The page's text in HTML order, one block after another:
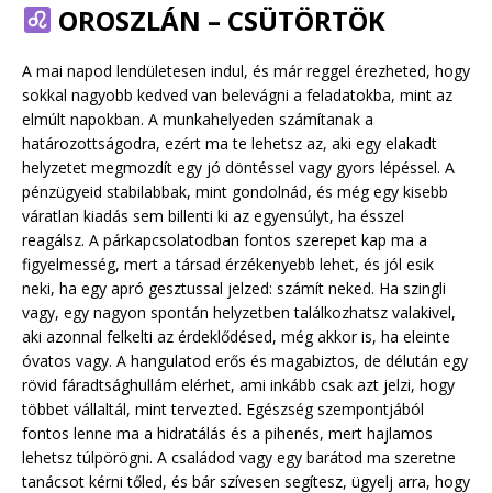
OROSZLÁN – CSÜTÖRTÖK
A mai napod lendületesen indul, és már reggel érezheted, hogy
sokkal nagyobb kedved van belevágni a feladatokba, mint az
elmúlt napokban. A munkahelyeden számítanak a
határozottságodra, ezért ma te lehetsz az, aki egy elakadt
helyzetet megmozdít egy jó döntéssel vagy gyors lépéssel. A
pénzügyeid stabilabbak, mint gondolnád, és még egy kisebb
váratlan kiadás sem billenti ki az egyensúlyt, ha ésszel
reagálsz. A párkapcsolatodban fontos szerepet kap ma a
figyelmesség, mert a társad érzékenyebb lehet, és jól esik
neki, ha egy apró gesztussal jelzed: számít neked. Ha szingli
vagy, egy nagyon spontán helyzetben találkozhatsz valakivel,
aki azonnal felkelti az érdeklődésed, még akkor is, ha eleinte
óvatos vagy. A hangulatod erős és magabiztos, de délután egy
rövid fáradtsághullám elérhet, ami inkább csak azt jelzi, hogy
többet vállaltál, mint tervezted. Egészség szempontjából
fontos lenne ma a hidratálás és a pihenés, mert hajlamos
lehetsz túlpörögni. A családod vagy egy barátod ma szeretne
tanácsot kérni tőled, és bár szívesen segítesz, ügyelj arra, hogy